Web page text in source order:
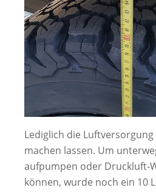
Lediglich die
machen lassen. Um
aufpumpen oder Druckluft-
können, wurde noch ein 10